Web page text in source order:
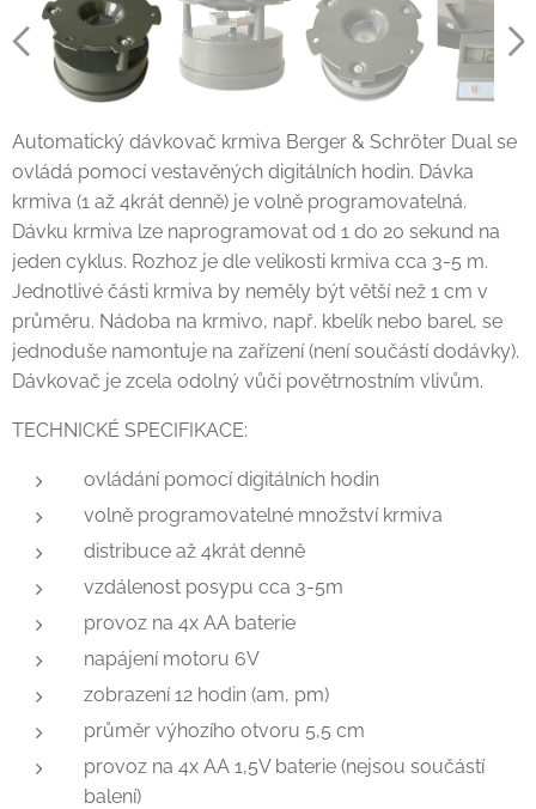
Automatický dávkovač krmiva Berger & Schröter Dual se
ovládá pomocí vestavěných digitálních hodin. Dávka
krmiva (1 až 4krát denně) je volně programovatelná.
Dávku krmiva lze naprogramovat od 1 do 20 sekund na
jeden cyklus. Rozhoz je dle velikosti krmiva cca 3-5 m.
Jednotlivé části krmiva by neměly být větší než 1 cm v
průměru. Nádoba na krmivo, např. kbelík nebo barel, se
jednoduše namontuje na zařízení (není součástí dodávky).
Dávkovač je zcela odolný vůči povětrnostním vlivům.
TECHNICKÉ SPECIFIKACE:
ovládání pomocí digitálních hodin
volně programovatelné množství krmiva
distribuce až 4krát denně
vzdálenost posypu cca 3-5m
provoz na 4x AA baterie
napájení motoru 6V
zobrazení 12 hodin (am, pm)
průměr výhozího otvoru 5,5 cm
provoz na 4x AA 1,5V baterie (nejsou součástí
balení)